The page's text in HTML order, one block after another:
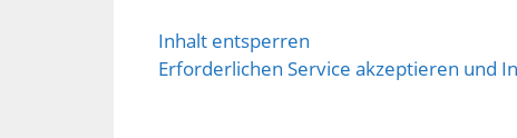
Inhalt entsperren
Erforderlichen Service akzeptieren und